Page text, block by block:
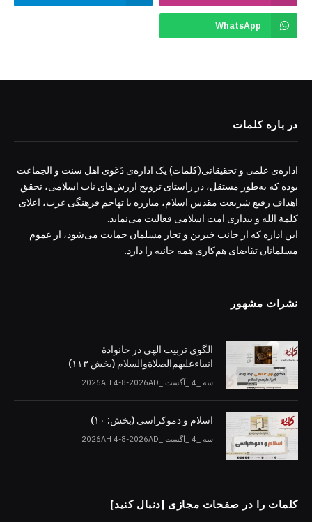
WhatsApp
در باره کلمات
اداره‌ی علمی و تحقیقاتی(کلمات) یک اداره‌ی دَعَوی اهل سنت و الجماعت
بوده که به‌طور مستقل، در راستای ترویج ارزش‌های ناب اسلامی، تحقق
اهداف رفیع شریعت مقدس اسلام، مبارزه با تهاجم فرهنگی غرب، اعلای
کلمة الله و بیداری امت اسلامی فعالیت می‌نماید.
این اداره که از جانب خیرین و تجار مسلمان حمایت می‌شود، از عموم
مسلمانان تقاضای هم‌کاری همه جانبه را دارد.
نشرات مشهور
الگوی تربیت الهی در خانوادۀ
انبیاءعلیهم‌الصلاةو‌السلام (بخش ۱۱۳)
سه _4 _آگست _2026AH 4-8-2026AD
اسلام و دموکراسی (بخش: ۱۰)
سه _4 _آگست _2026AH 4-8-2026AD
کلمات را در صفحات مجازی [دنبال کنید]